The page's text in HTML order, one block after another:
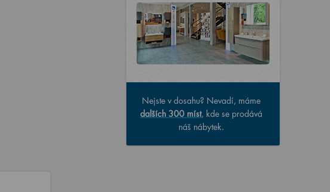
Nejste v dosahu? Nevadí, máme
dalších 300 míst, kde se prodává
náš nábytek.